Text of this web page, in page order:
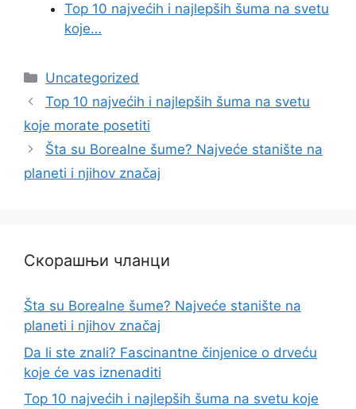
Top 10 najvećih i najlepših šuma na svetu
koje…
Categories
Uncategorized
Top 10 najvećih i najlepših šuma na svetu
koje morate posetiti
Šta su Borealne šume? Najveće stanište na
planeti i njihov značaj
Скорашњи чланци
Šta su Borealne šume? Najveće stanište na
planeti i njihov značaj
Da li ste znali? Fascinantne činjenice o drveću
koje će vas iznenaditi
Top 10 najvećih i najlepših šuma na svetu koje